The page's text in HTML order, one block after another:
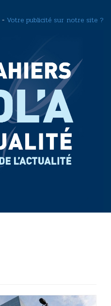
- Votre publicité sur notre site ?